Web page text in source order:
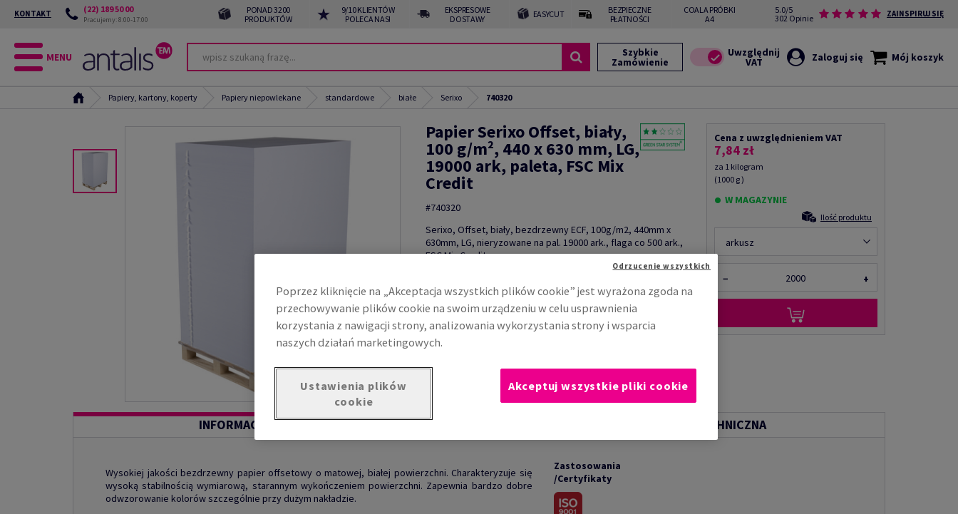
KONTAKT (22) 189 50 00
Pracujemy: 8:00-17:00
PONAD 3200
PRODUKTÓW
9/10 KLIENTÓW
POLECA NAS!
EKSPRESOWE
DOSTAWY
EASYCUT
BEZPIECZNE
PŁATNOŚCI
COALA PRÓBKI
A4
5.0/5
302 Opinie
ZAINSPIRUJ SIĘ
MENU Szybkie
Zamówienie Zaloguj się Mój koszyk
Papiery, kartony, koperty Papiery niepowlekane standardowe białe Serixo 740320
Papier Serixo Offset, biały,
100 g/m², 440 x 630 mm, LG,
19000 ark, paleta, FSC Mix
Credit
#740320
Serixo, Offset, biały, bezdrzewny ECF, 100g/m2, 440mm x
630mm, LG, nieryzowane na pal. 19000 ark., flaga co 500 ark.,
FSC Mix Credit
Cena z uwzględnieniem VAT
7,84 zł
za 1 kilogram
(1000 g )
W MAGAZYNIE
Ilość produktu
arkusz
− +
INFORMACJE O PRODUKCIE DOKUMENTACJA TECHNICZNA
Wysokiej jakości bezdrzewny papier offsetowy o matowej, białej powierzchni. Charakteryzuje się
wysoką stabilnością wymiarową, starannym wykończeniem powierzchni. Zapewnia bardzo dobre
odwzorowanie kolorów szczególnie przy dużym nakładzie.
Zastosowania
/Certyfikaty
Poprzez kliknięcie na „Akceptacja wszystkich plików cookie” jest wyrażona zgoda na
przechowywanie plików cookie na swoim urządzeniu w celu usprawnienia
korzystania z nawigacji strony, analizowania wykorzystania strony i wsparcia
naszych działań marketingowych.
Ustawienia plików
cookie
Odrzucenie wszystkich
Akceptuj wszystkie pliki cookie